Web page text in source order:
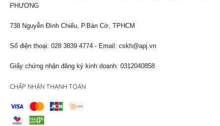
PHƯƠNG
738 Nguyễn Đình Chiểu, P.Bàn Cờ, TPHCM
Số điện thoại: 028 3839 4774 - Email: cskh@apj.vn
Giấy chứng nhận đăng ký kinh doanh: 0312040858
CHẤP NHẬN THANH TOÁN